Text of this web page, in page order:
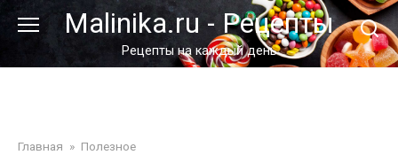
Перейти
контенту
Malinika.ru - Рецепты
Рецепты на каждый день
Главная » Полезное